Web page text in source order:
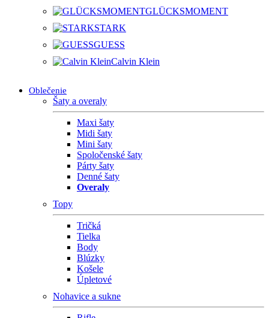
GLÜCKSMOMENT
STARK
GUESS
Calvin Klein
Oblečenie
Šaty a overaly
Maxi šaty
Midi šaty
Mini šaty
Spoločenské šaty
Párty šaty
Denné šaty
Overaly
Topy
Tričká
Tielka
Body
Blúzky
Košele
Úpletové
Nohavice a sukne